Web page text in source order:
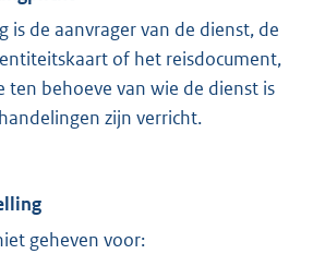
is de aanvrager van de dienst, de
of het reisdocument,
ten behoeve van wie de dienst is
zijn verricht.
geheven voor: